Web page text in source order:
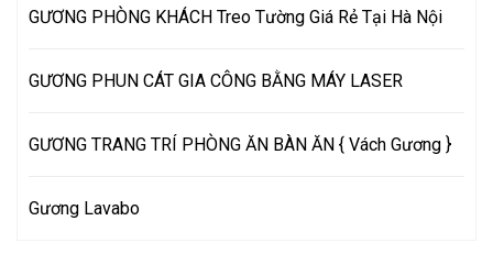
GƯƠNG PHÒNG KHÁCH Treo Tường Giá Rẻ Tại Hà Nội
GƯƠNG PHUN CÁT GIA CÔNG BẰNG MÁY LASER
GƯƠNG TRANG TRÍ PHÒNG ĂN BÀN ĂN { Vách Gương }
Gương Lavabo